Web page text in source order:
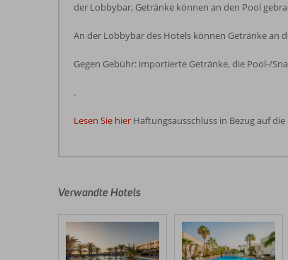
der Lobbybar, Getränke können an den Pool
An der Lobbybar des Hotels können Getränke an
Gegen Gebühr: importierte Getränke, die Pool-/
.
Lesen Sie hier Haftungsausschluss in Bezug auf
von
Gästen
nach
ihrem
Verwandte Hotels